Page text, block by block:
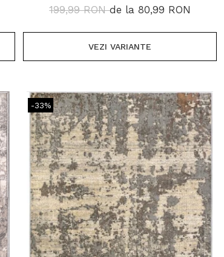
199,99 RONde la 80,99 RON
VEZI VARIANTE
-33%